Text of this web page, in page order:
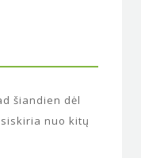
šiandien dėl
nuo kitų